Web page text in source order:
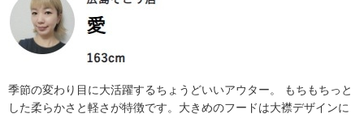
季節の変わり目に大活躍するちょうどいいアウター。 もちもちっと
した柔らかさと軽さが特徴です。大きめのフードは大襟デザインに